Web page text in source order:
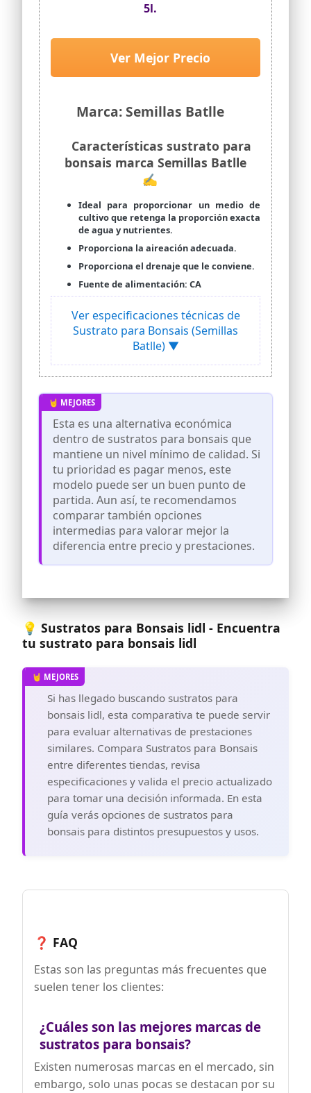
5l.
Marca: Semillas Batlle
Ver Mejor Precio
Características sustrato para
bonsais marca Semillas Batlle
✍
Ideal para proporcionar un medio de
cultivo que retenga la proporción exacta
de agua y nutrientes.
Proporciona la aireación adecuada.
Proporciona el drenaje que le conviene.
Fuente de alimentación: CA
Ver especificaciones técnicas de
Sustrato para Bonsais (Semillas
Batlle) ▼
Esta es una alternativa económica
dentro de sustratos para bonsais que
mantiene un nivel mínimo de calidad. Si
tu prioridad es pagar menos, este
modelo puede ser un buen punto de
partida. Aun así, te recomendamos
comparar también opciones
intermedias para valorar mejor la
diferencia entre precio y prestaciones.
💡 Sustratos para Bonsais lidl - Encuentra
tu sustrato para bonsais lidl
Si has llegado buscando sustratos para
bonsais lidl, esta comparativa te puede servir
para evaluar alternativas de prestaciones
similares. Compara Sustratos para Bonsais
entre diferentes tiendas, revisa
especificaciones y valida el precio actualizado
para tomar una decisión informada. En esta
guía verás opciones de sustratos para
bonsais para distintos presupuestos y usos.
❓ FAQ
Estas son las preguntas más frecuentes que
suelen tener los clientes:
¿Cuáles son las mejores marcas de
sustratos para bonsais?
Existen numerosas marcas en el mercado, sin
embargo, solo unas pocas se destacan por su